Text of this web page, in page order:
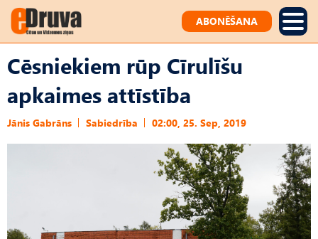
ABONĒŠANA
Cēsniekiem rūp Cīrulīšu
apkaimes attīstība
Jānis Gabrāns Sabiedrība 02:00, 25. Sep, 2019